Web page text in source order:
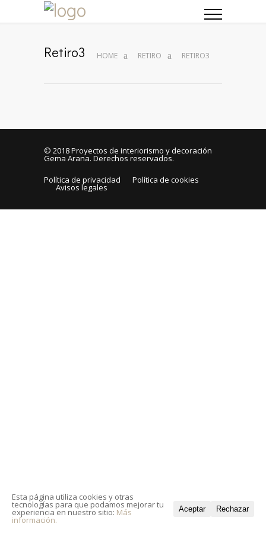
Retiro3 HOME RETIRO RETIRO3
© 2018Proyectos de interiorismo y decoración
Gema Arana. Derechos reservados.
Política de privacidad
Política de cookies
Avisos legales
Esta página utiliza cookies y otras
tecnologías para que podamos mejorar tu
experiencia en nuestro sitio: Más
información.
Aceptar Rechazar